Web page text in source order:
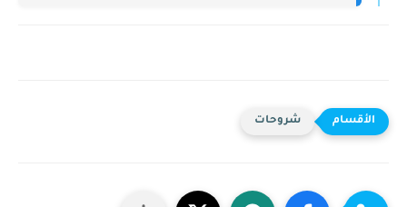
شروحات